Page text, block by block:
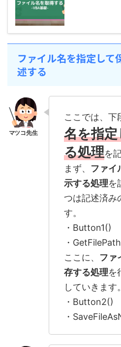
ファイル名を指定して
述する
ここでは、下
名を指
る処理を
まず、 ファイ
示する処理を
つは記述済み
す。
・Button1()
・
ここに、 ファ
存する処理を
していきます。
・Button2()
・